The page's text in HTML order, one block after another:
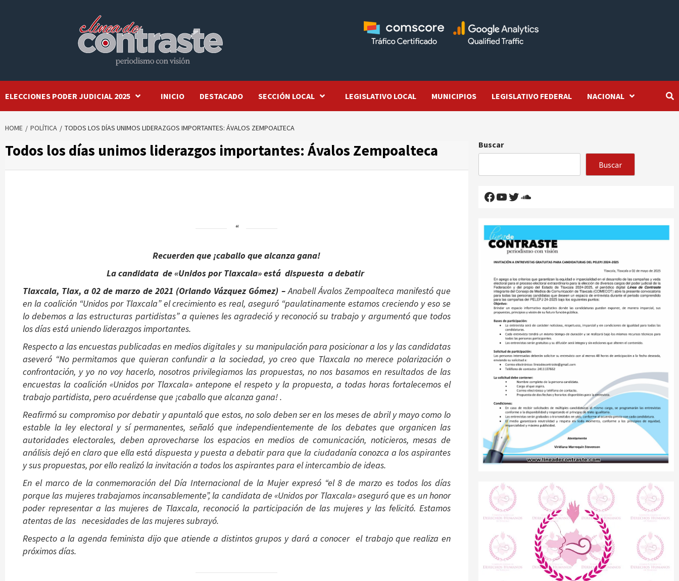
ELECCIONES PODER JUDICIAL 2025 INICIO DESTACADO SECCIÓN LOCAL LEGISLATIVO LOCAL MUNICIPIOS LEGISLATIVO FEDERAL NACIONAL
HOME POLÍTICA TODOS LOS DÍAS UNIMOS LIDERAZGOS IMPORTANTES: ÁVALOS ZEMPOALTECA
Todos los días unimos liderazgos importantes: Ávalos Zempoalteca
Recuerden que ¡caballo que alcanza gana!
La candidata de «Unidos por Tlaxcala» está dispuesta a debatir
Tlaxcala, Tlax, a 02 de marzo de 2021 (Orlando Vázquez Gómez) –Anabell Ávalos Zempoalteca manifestó que
en la coalición “Unidos por Tlaxcala” el crecimiento es real, aseguró “paulatinamente estamos creciendo y eso se
lo debemos a las estructuras partidistas” a quienes les agradeció y reconoció su trabajo y argumentó que todos
los días está uniendo liderazgos importantes.
Respecto a las encuestas publicadas en medios digitales y su manipulación para posicionar a los y las candidatas
aseveró “No permitamos que quieran confundir a la sociedad, yo creo que Tlaxcala no merece polarización o
confrontación, y yo no voy hacerlo, nosotros privilegiamos las propuestas, no nos basamos en resultados de las
encuestas la coalición «Unidos por Tlaxcala» antepone el respeto y la propuesta, a todas horas fortalecemos el
trabajo partidista, pero acuérdense que ¡caballo que alcanza gana! .
Reafirmó su compromiso por debatir y apuntaló que estos, no solo deben ser en los meses de abril y mayo como lo
estable la ley electoral y sí permanentes, señaló que independientemente de los debates que organicen las
autoridades electorales, deben aprovecharse los espacios en medios de comunicación, noticieros, mesas de
análisis dejó en claro que ella está dispuesta y puesta a debatir para que la ciudadanía conozca a los aspirantes
y sus propuestas, por ello realizó la invitación a todos los aspirantes para el intercambio de ideas.
En el marco de la conmemoración del Día Internacional de la Mujer expresó “el 8 de marzo es todos los días
porque las mujeres trabajamos incansablemente”, la candidata de «Unidos por Tlaxcala» aseguró que es un honor
poder representar a las mujeres de Tlaxcala, reconoció la participación de las mujeres y las felicitó. Estamos
atentas de las necesidades de las mujeres subrayó.
Respecto a la agenda feminista dijo que atiende a distintos grupos y dará a conocer el trabajo que realiza en
próximos días.
Buscar
Buscar
Facebook
YouTube
Twitter
SoundCloud